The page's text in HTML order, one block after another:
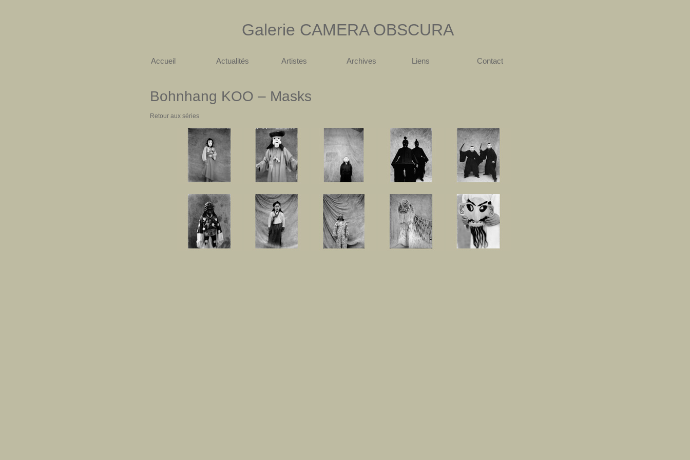
Galerie CAMERA OBSCURA
Accueil Actualités Artistes Archives Liens Contact
Bohnhang KOO – Masks
Retour aux séries